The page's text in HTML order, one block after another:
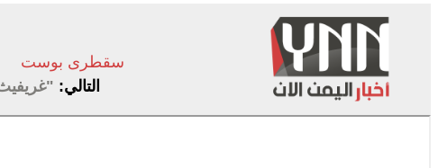
سقطرى بوست
التالي: